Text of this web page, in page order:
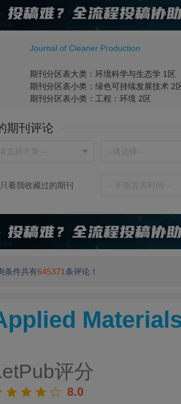
Journal of Cleaner Production
期刊分区表大类：环境科学与生态学 1区
期刊分区表小类：绿色可持续发展技术 2
期刊分区表小类：工程：环境 2区
期刊评论
只看我收藏过的期刊
条件共有645371 条评论！
评分
8.0